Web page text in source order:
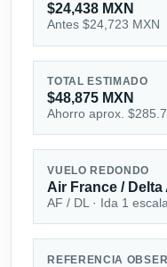
$24,438 MXN
Antes $24,723 MXN
TOTAL ESTIMADO
$48,875 MXN
Ahorro aprox.
VUELO REDONDO
Air France /
AF / DL · Ida 1
REFERENCIA